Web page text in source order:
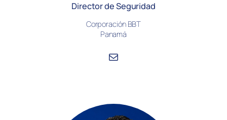
Director de Seguridad
Corporación BBT
Panamá
Correo electrónico